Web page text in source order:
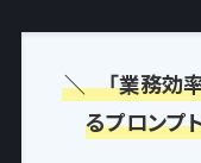
＼ 「業務効
るプロンプ